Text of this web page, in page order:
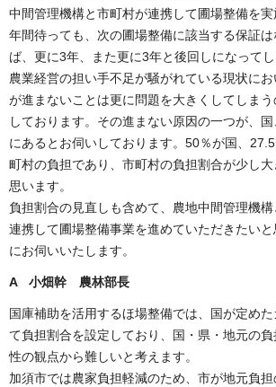
中間管理機構と市町村が連携して圃場整備を
年間待っても、次の圃場整備に該当する保証
ば、更に3年、また更に3年と後回しになってし
農業経営の担い手不足が騒がれている現状に
が進まないことは更に問題を大きくしてしま
しております。その進まない原因の一つが、
にあるとお伺いしております。50％が国、
町村の負担であり、市町村の負担割合が少し
思います。
負担割合の見直しも含めて、農地中間管理機
連携して圃場整備事業を進めていただきたい
にお伺いいたします。
A 小畑幹 農林部長
国庫補助を活用するほ場整備では、国が定め
て負担割合を設定しており、国・県・地元の
性の観点から難しいと考えます。
加須市では農家負担軽減のため、市が地元負